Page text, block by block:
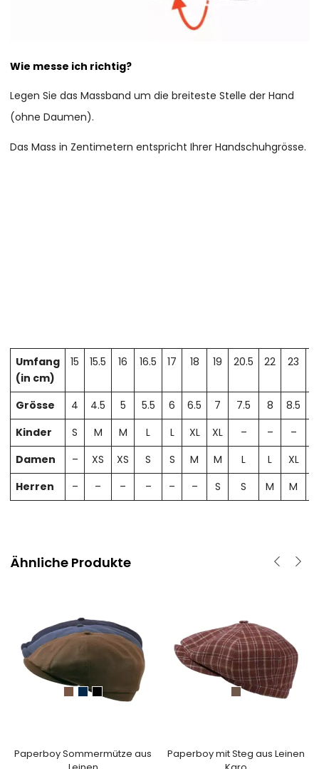
Wie messe ich richtig?
Legen Sie das Massband um die breiteste Stelle der Hand
(ohne Daumen).
Das Mass in Zentimetern entspricht Ihrer Handschuhgrösse.
Umfang
(in cm)
15 15.5 16 16.5 17 18 19 20.5 22 23
Grösse 4 4.5 5 5.5 6 6.5 7 7.5 8 8.5
Kinder
S M M L L XL XL – – –
Damen
– XS XS S S M M L L XL
Herren
– – – – – – S S M M
Ähnliche Produkte
Paperboy Sommermütze aus
Paperboy mit Steg aus Leinen